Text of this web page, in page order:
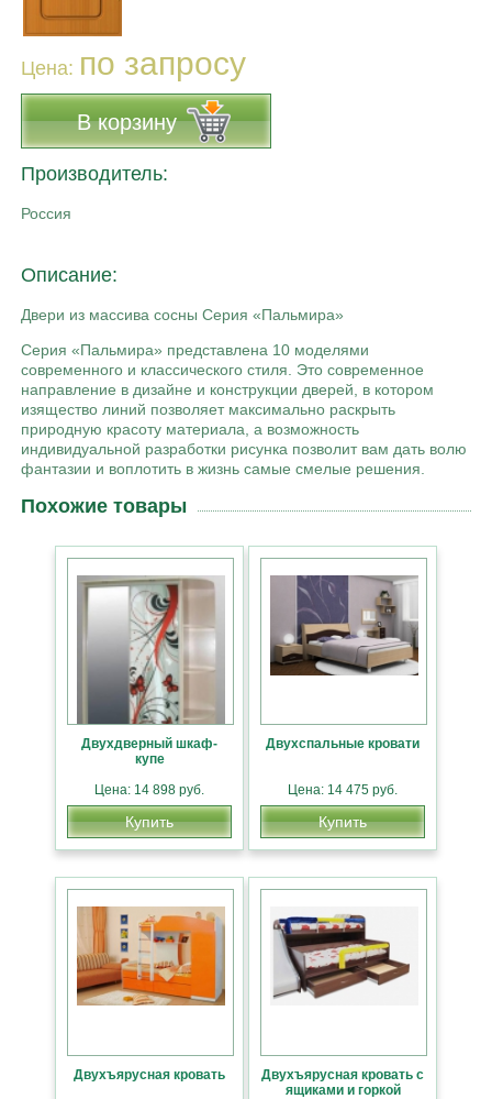
Цена: по запросу
В корзину
Производитель:
Россия
Описание:
Двери из массива сосны Серия «Пальмира»
Серия «Пальмира» представлена 10 моделями
современного и классического стиля. Это современное
направление в дизайне и конструкции дверей, в котором
изящество линий позволяет максимально раскрыть
природную красоту материала, а возможность
индивидуальной разработки рисунка позволит вам дать волю
фантазии и воплотить в жизнь самые смелые решения.
Похожие товары
Двухдверный шкаф-
купе
Цена: 14 898 руб.
Купить
Двухспальные кровати
Цена: 14 475 руб.
Купить
Двухъярусная кровать
Двухъярусная кровать с
ящиками и горкой